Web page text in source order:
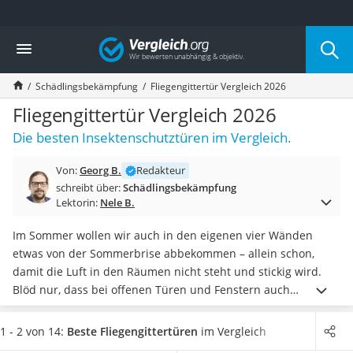
Die beliebtesten Vergleiche nach Kategorie
Baumarkt
Tresor feuerfest
Makita-Akku-Rasenmäher
Kappsäge
Smartes Türschloss
Akku-Rasentrimmer
Feuchtigkeitsmessgerät
Split-Klimaanlage 2 Innengeräte
Pelletofen
Tiefbrunnenpumpe
Fliesenschneider
Hochdruckreiniger
Doppelschleifer
Überwachungskamera
Benzinrasenmäher mit Elektrostart
Vergleich
Schädlingsbekämpfung Fliegengittertür Vergleich 2026
Fliegengittertür Vergleich 2026
Die besten Insektenschutztüren im Vergleich.
Von:Georg B.
Redakteur
schreibt über:Schädlingsbekämpfung
Lektorin: Nele B.
Im Sommer wollen wir auch in den eigenen vier Wänden
etwas von der Sommerbrise abbekommen – allein schon,
damit die Luft in den Räumen nicht steht und stickig wird.
Blöd nur, dass bei offenen Türen und Fenstern auch
ungebetene Gäste wie Fliegen, Spinnen oder Mücken
hineinkommen. Eine Fliegengittertür ist da der perfekte
1 - 2 von 14: Beste Fliegengittertüren im Vergleich